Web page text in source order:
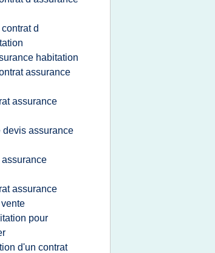
d
habitation
assurance
assurance
devis assurance
assurance
pour
d'un contrat